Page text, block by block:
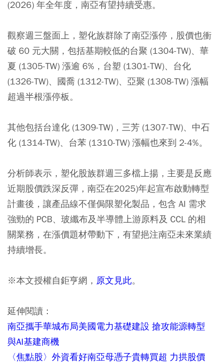
(2026) 年全年度，南亞有望持續受惠。
觀察週三盤面上，塑化族群除了南亞漲停，股價也衝
破 60 元大關，包括基期較低的台聚 (1304-TW)、華
夏 (1305-TW) 漲逾 6%，台塑 (1301-TW)、台化
(1326-TW)、國喬 (1312-TW)、亞聚 (1308-TW) 漲幅
超過半根漲停板。
其他包括台達化 (1309-TW)，三芳 (1307-TW)、中石
化 (1314-TW)、台苯 (1310-TW) 漲幅也來到 2-4%。
分析師表示，塑化股族群週三多檔上揚，主要是反應
近期股價跌深反彈，南亞在2025)年起宣布啟動轉型
計畫後，讓產品線不僅侷限塑化製品，包含 AI 需求
強勁的 PCB、玻纖布及半導體上游原料及 CCL 的相
關業務，在漲價題材帶動下，有望挹注南亞未來業績
持續增長。
※本文授權自鉅亨網， 原文見此。
延伸閱讀：
南亞攜手華城布局美國電力基礎建設 搶攻能源轉型
與AI基建商機
〈焦點股〉外資看好南亞母憑子貴轉買超 力拱股價